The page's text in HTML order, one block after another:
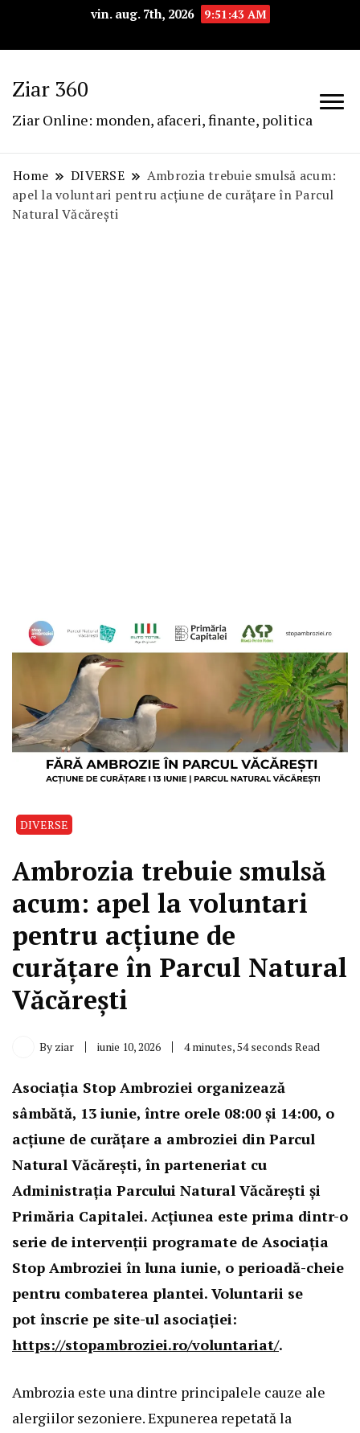
vin. aug. 7th, 2026 9:51:44 AM
Ziar 360
Ziar Online: monden, afaceri, finante, politica
Home DIVERSE
Ambrozia trebuie smulsă acum:
apel la voluntari pentru acțiune de curățare în Parcul
Natural Văcărești
DIVERSE
Ambrozia trebuie smulsă
acum: apel la voluntari
pentru acțiune de
curățare în Parcul Natural
Văcărești
By ziar iunie 10, 2026 4 minutes, 54 seconds Read
Asociația Stop Ambroziei organizează
sâmbătă, 13 iunie, între orele 08:00 și 14:00, o
acțiune de curățare a ambroziei din Parcul
Natural Văcărești, în parteneriat cu
Administrația Parcului Natural Văcărești și
Primăria Capitalei. Acțiunea este prima dintr-o
serie de intervenții programate de Asociația
Stop Ambroziei în luna iunie, o perioadă-cheie
pentru combaterea plantei. Voluntarii se
pot înscrie pe site-ul asociației:
https://stopambroziei.ro/voluntariat/.
Ambrozia este una dintre principalele cauze ale
alergiilor sezoniere. Expunerea repetată la